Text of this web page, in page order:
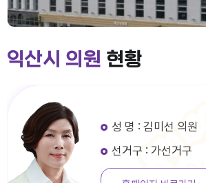
익산시 의원 현황
성 명 : 김미선 의원
선거구 : 가선거구